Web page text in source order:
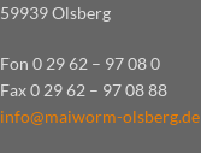
59939 Olsberg
Fon 0 29 62 – 97 08 0
Fax 0 29 62 – 97 08 88
info@maiworm-olsberg.de